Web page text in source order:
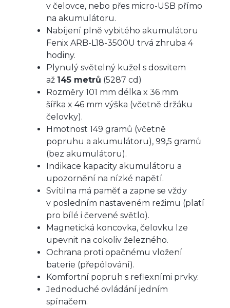
v čelovce, nebo přes micro-USB přímo
na akumulátoru.
Nabíjení plně vybitého akumulátoru
Fenix ARB-L18-3500U trvá zhruba 4
hodiny.
Plynulý světelný kužel s dosvitem
až 145 metrů (5287 cd)
Rozměry 101 mm délka x 36 mm
šířka x 46 mm výška (včetně držáku
čelovky).
Hmotnost 149 gramů (včetně
popruhu a akumulátoru), 99,5 gramů
(bez akumulátoru).
Indikace kapacity akumulátoru a
upozornění na nízké napětí.
Svítilna má paměť a zapne se vždy
v posledním nastaveném režimu (platí
pro bílé i červené světlo).
Magnetická koncovka, čelovku lze
upevnit na cokoliv železného.
Ochrana proti opačnému vložení
baterie (přepólování).
Komfortní popruh s reflexními prvky.
Jednoduché ovládání jedním
spínačem.